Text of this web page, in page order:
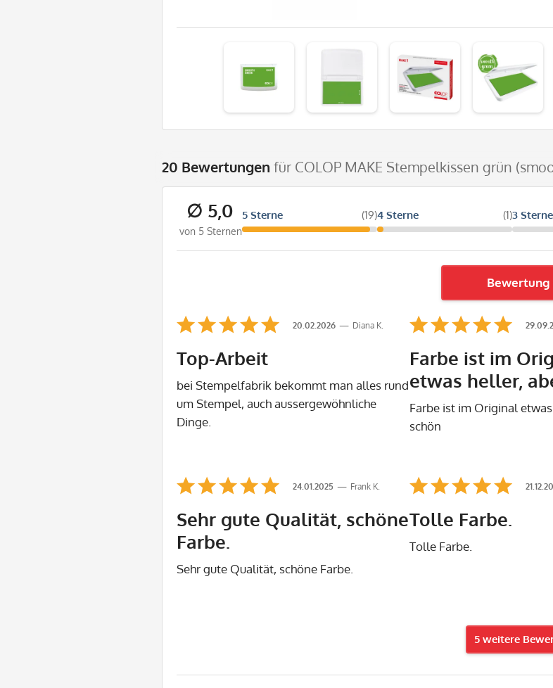
20 Bewertungen für COLOP MAKE Stempelkissen grün
∅ 5,0
von 5 Sternen
5 Sterne (19)4 Sterne (1)3 Sterne
Bewertung
Diana K.
20.02.2026
Top-Arbeit
bei Stempelfabrik bekommt man alles rund
um Stempel, auch aussergewöhnliche
Dinge.
Farbe ist im
etwas heller,
Farbe ist im Original
schön
Frank K.
24.01.2025
Sehr gute Qualität, schöne
Farbe.
Sehr gute Qualität, schöne Farbe.
Tolle Farbe.
Tolle Farbe.
5 weitere